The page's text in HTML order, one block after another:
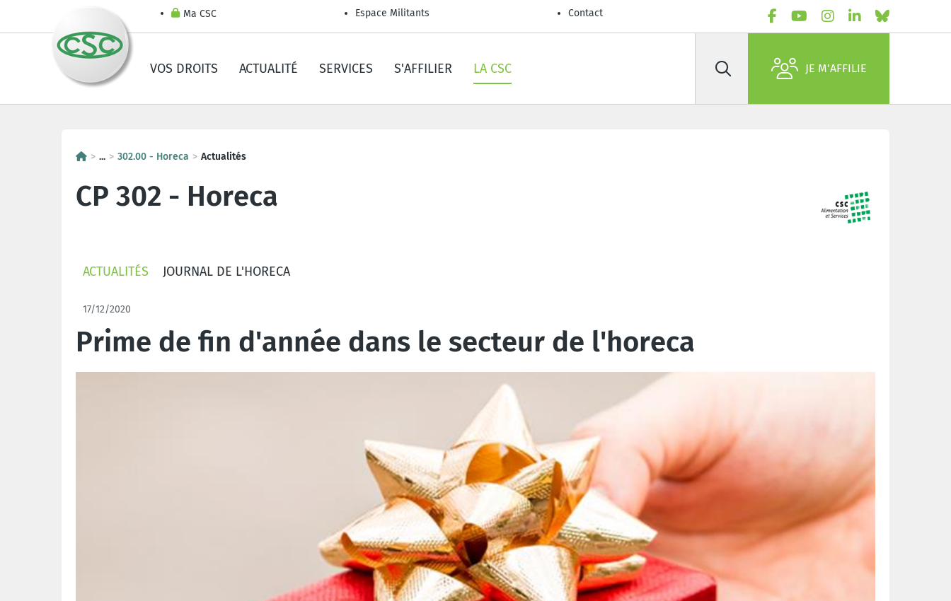
Ma CSC Espace Militants Contact
VOS DROITS ACTUALITÉ SERVICES S'AFFILIER LA CSC Rechercher JE M'AFFILIE
... 302.00 - Horeca Actualités
CP 302 - Horeca
ACTUALITÉS JOURNAL DE L'HORECA
17/12/2020
Prime de fin d'année dans le secteur de l'horeca